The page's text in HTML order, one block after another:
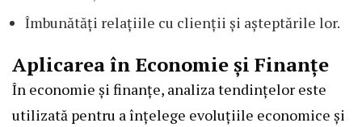
Îmbunătăți relațiile cu clienții și așteptările lor.
Aplicarea în Economie și Finanțe
În economie și finanțe, analiza tendințelor este
utilizată pentru a înțelege evoluțiile economice și